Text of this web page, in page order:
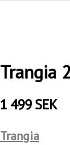
Trangia
1 499 SEK
Trangia